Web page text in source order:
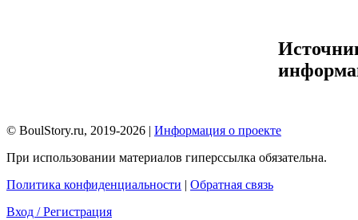
© BoulStory.ru, 2019-2026 | Информация о проекте
При использовании материалов гиперссылка обязательна.
Политика конфиденциальности
Обратная связь
Вход / Регистрация